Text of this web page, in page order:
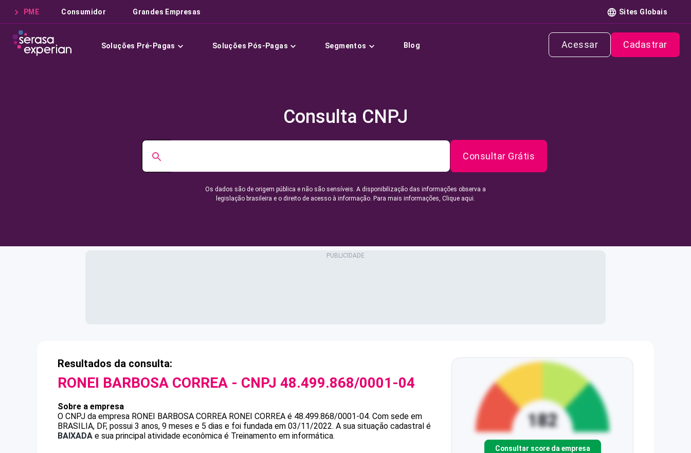
PME Consumidor Grandes Empresas Sites Globais
Soluções Pré-Pagas Soluções Pós-Pagas Segmentos Blog Acessar Cadastrar
Consulta CNPJ
Consultar Grátis
Os dados são de origem pública e não são sensíveis. A disponibilização das informações observa a
legislação brasileira e o direito de acesso à informação. Para mais informações, Clique aqui.
Resultados da consulta:
RONEI BARBOSA CORREA - CNPJ 48.499.868/0001-04
Sobre a empresa
O CNPJ da empresa RONEI BARBOSA CORREA RONEI CORREA é 48.499.868/0001-04. Com sede em
BRASILIA, DF, possui 3 anos, 9 meses e 5 dias e foi fundada em 03/11/2022. A sua situação cadastral é
BAIXADA e sua principal atividade econômica é Treinamento em informática.
Consultar score da empresa